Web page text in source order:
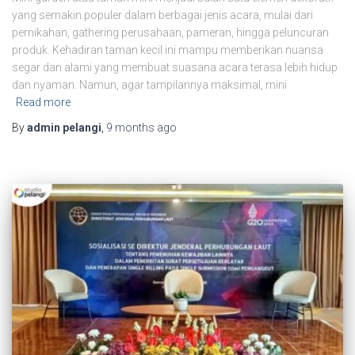
yang semakin populer dalam berbagai jenis acara, mulai dari
pernikahan, gathering perusahaan, pameran, hingga peluncuran
produk. Kehadiran taman kecil ini mampu memberikan nuansa
segar dan alami yang membuat suasana acara terasa lebih hidup
dan nyaman. Namun, agar tampilannya maksimal, mini
Read more
Byadmin pelangi, 9 months ago